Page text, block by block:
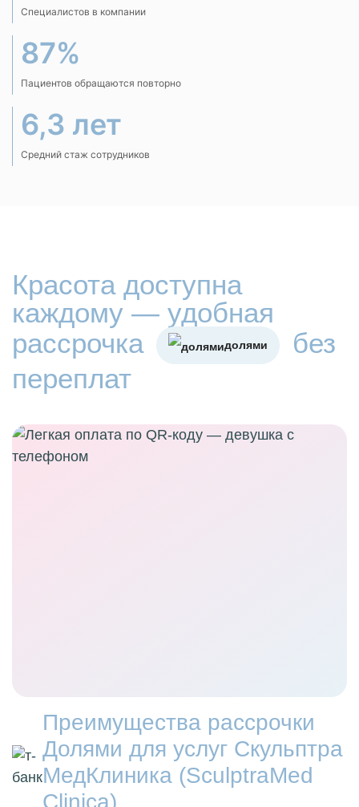
Специалистов в компании
87%
Пациентов обращаются повторно
6,3 лет
Средний стаж сотрудников
Красота доступна
каждому — удобная
рассрочка
долями
без
переплат
Преимущества рассрочки
Долями для услуг Скульптра
МедКлиника (SculptraMed
Clinica)